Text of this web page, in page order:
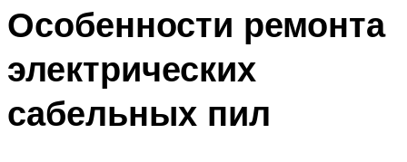
Особенности ремонта
электрических
сабельных пил